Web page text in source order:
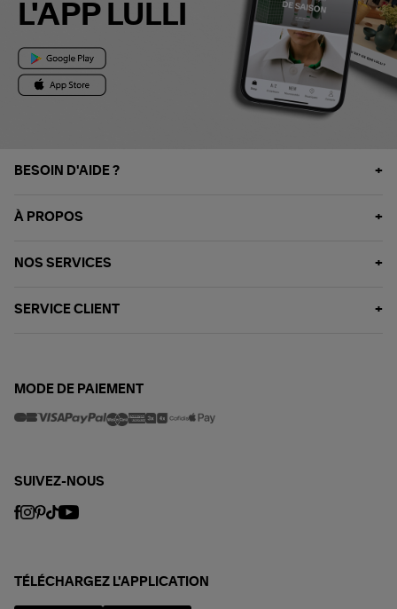
L'APP LULLI
BESOIN D'AIDE ?
À PROPOS
NOS SERVICES
SERVICE CLIENT
MODE DE PAIEMENT
SUIVEZ-NOUS
TÉLÉCHARGEZ L'APPLICATION